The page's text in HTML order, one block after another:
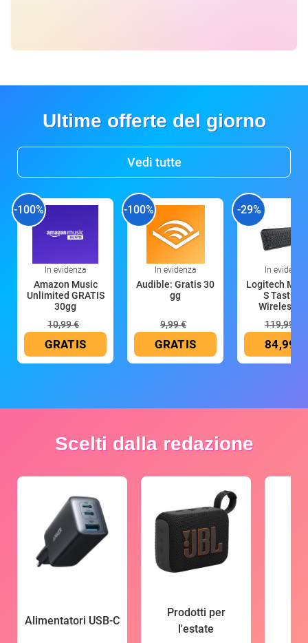
Ultime offerte del giorno
Vedi tutte
-100%
In evidenza
Amazon Music
Unlimited GRATIS
30gg
10,99 €
GRATIS
-100%
In evidenza
Audible: Gratis 30
gg
9,99 €
GRATIS
-29%
In evidenza
Logitech MX
S Tastiera
Wireless
119,99 €
84,99 €
Scelti dalla redazione
Alimentatori USB-C
Prodotti per
l'estate